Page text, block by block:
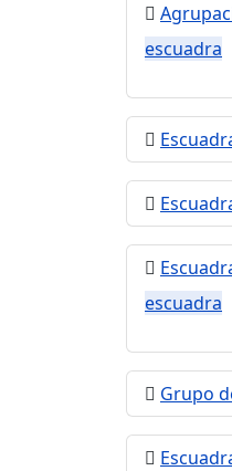
escuadra
escuadra
Grupo